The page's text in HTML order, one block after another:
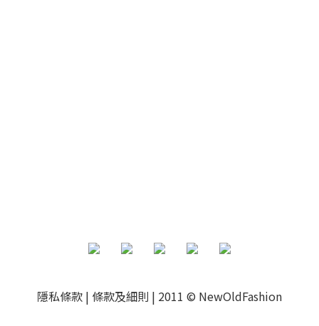
隱私條款 | 條款及細則 | 2011 © NewOldFashion